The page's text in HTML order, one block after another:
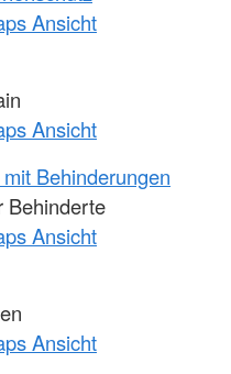
Ansicht
Ansicht
Behinderungen
Behinderte
Ansicht
Ansicht